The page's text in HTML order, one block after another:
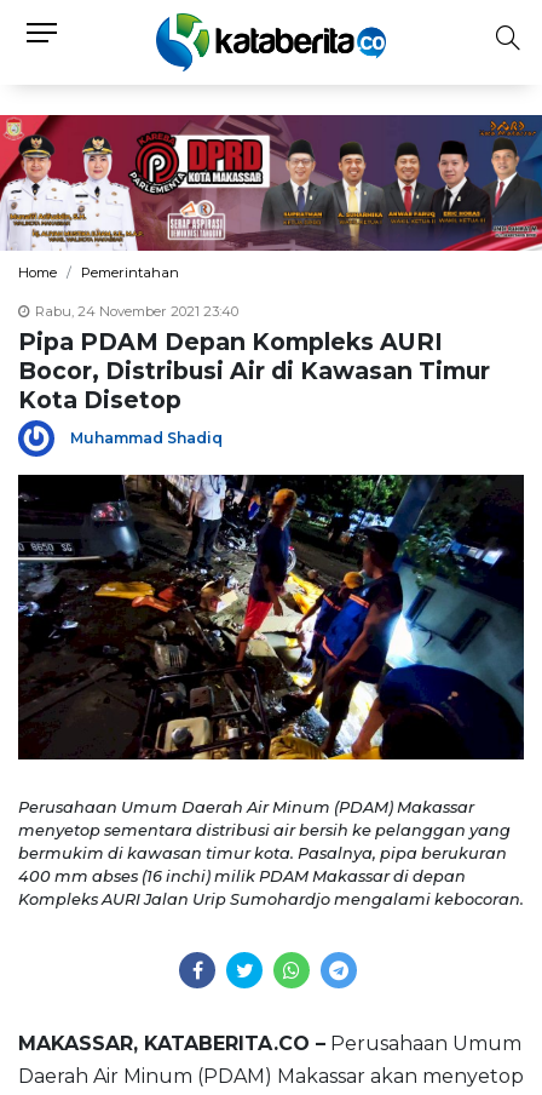
Home Pemerintahan
Rabu, 24 November 2021 23:40
Pipa PDAM Depan Kompleks AURI
Bocor, Distribusi Air di Kawasan Timur
Kota Disetop
Muhammad Shadiq
Perusahaan Umum Daerah Air Minum (PDAM) Makassar
menyetop sementara distribusi air bersih ke pelanggan yang
bermukim di kawasan timur kota. Pasalnya, pipa berukuran
400 mm abses (16 inchi) milik PDAM Makassar di depan
Kompleks AURI Jalan Urip Sumohardjo mengalami kebocoran.
MAKASSAR, KATABERITA.CO – Perusahaan Umum
Daerah Air Minum (PDAM) Makassar akan menyetop